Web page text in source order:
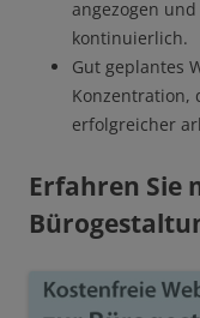
angezogen
kontinuierlich.
Gut geplantes
Konzentration,
erfolgreicher
Erfahren Sie